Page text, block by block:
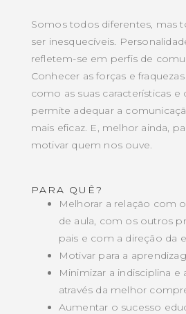
Somos todos diferentes, mas
ser inesquecíveis.
refletem-se em perfis de
Conhecer as forças e
como as suas características
permite adequar a
mais eficaz. E, melhor ainda,
motivar quem nos ouve.
PARA QUÊ?
Melhorar a relação com
de aula, com os outros
pais e com a direção da
Motivar para a
Minimizar a indisciplina
através da melhor
Aumentar o sucesso